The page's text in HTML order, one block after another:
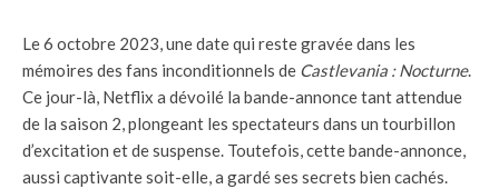
Le 6 octobre 2023, une date qui reste gravée dans les
mémoires des fans inconditionnels de Castlevania : Nocturne.
Ce jour-là, Netflix a dévoilé la bande-annonce tant attendue
de la saison 2, plongeant les spectateurs dans un tourbillon
d’excitation et de suspense. Toutefois, cette bande-annonce,
aussi captivante soit-elle, a gardé ses secrets bien cachés.